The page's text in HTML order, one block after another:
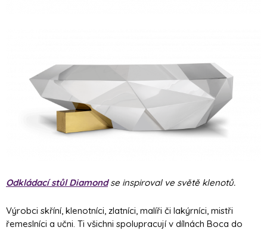
Odkládací stůl Diamondse inspiroval ve světě klenotů.
Výrobci skříní, klenotníci, zlatníci, malíři či lakýrníci, mistři
řemeslníci a učni. Ti všichni spolupracují v dílnách Boca do